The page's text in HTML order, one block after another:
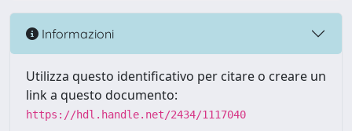
Informazioni
Utilizza questo identificativo per citare o creare un
link a questo documento:
https://hdl.handle.net/2434/1117040